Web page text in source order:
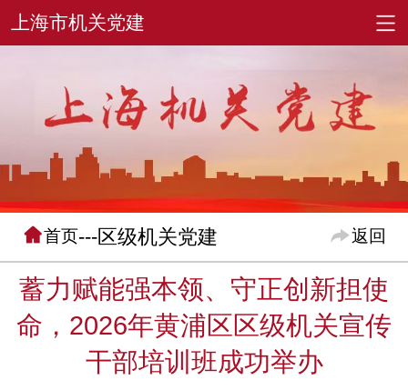
首页---区级机关党建 返回
蓄力赋能强本领、守正创新担使
命，2026年黄浦区区级机关宣传
干部培训班成功举办